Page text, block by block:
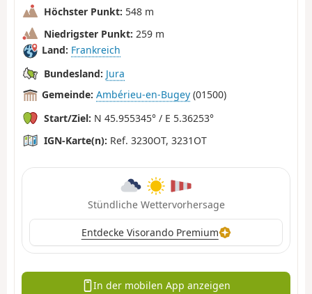
Höchster Punkt: 548 m
Niedrigster Punkt: 259 m
Land: Frankreich
Bundesland: Jura
Gemeinde: Ambérieu-en-Bugey (01500)
Start/Ziel: N 45.955345° / E 5.36253°
IGN-Karte(n): Ref. 3230OT, 3231OT
Stündliche Wettervorhersage
Entdecke Visorando Premium
In der mobilen App anzeigen